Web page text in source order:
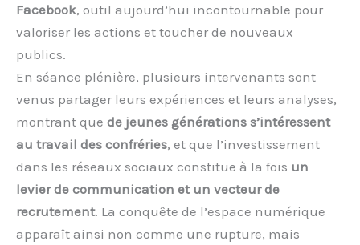
Facebook, outil aujourd’hui incontournable pour
valoriser les actions et toucher de nouveaux
publics.
En séance plénière, plusieurs intervenants sont
venus partager leurs expériences et leurs analyses,
montrant que de jeunes générations s’intéressent
au travail des confréries, et que l’investissement
dans les réseaux sociaux constitue à la fois un
levier de communication et un vecteur de
recrutement. La conquête de l’espace numérique
apparaît ainsi non comme une rupture, mais